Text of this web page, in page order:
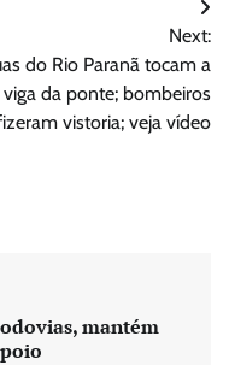
Next:
do Rio Paranã tocam a
viga da ponte; bombeiros
vistoria; veja vídeo
mantém